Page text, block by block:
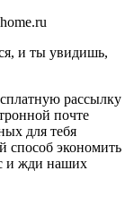
и ты увидишь,
рассылку
почте
для тебя
способ экономить
и жди наших